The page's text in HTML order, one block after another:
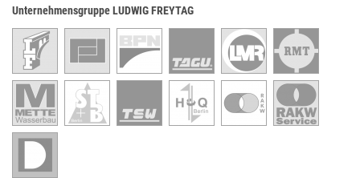
Unternehmensgruppe LUDWIG FREYTAG